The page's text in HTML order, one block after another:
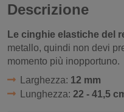
Descrizione
Le cinghie elastiche del
metallo, quindi non devi
momento più inopportuno.
Larghezza: 12 mm
Lunghezza: 22 - 41,5